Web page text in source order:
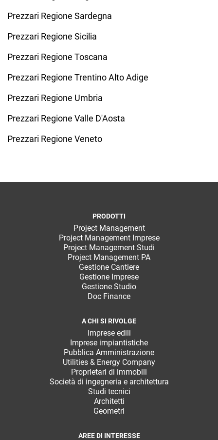
Prezzari Regione Sardegna
Prezzari Regione Sicilia
Prezzari Regione Toscana
Prezzari Regione Trentino Alto Adige
Prezzari Regione Umbria
Prezzari Regione Valle D'Aosta
Prezzari Regione Veneto
PRODOTTI
Project Management
Project Management Imprese
Project Management Studi
Project Management PA
Gestione Cantiere
Gestione Imprese
Gestione Studio
Doc Finance
A CHI SI RIVOLGE
Imprese edili
Imprese impiantistiche
Pubblica Amministrazione
Utilities & Energy Company
Proprietari di immobili
Società di ingegneria e architettura
Studi tecnici
Architetti
Geometri
AREE DI INTERESSE